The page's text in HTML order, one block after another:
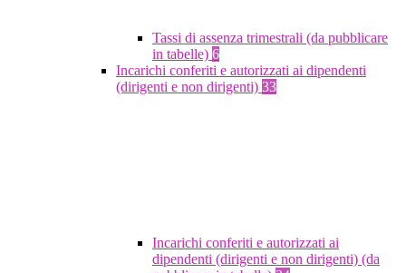
Tassi di assenza trimestrali (da pubblicare
in tabelle) 6
Incarichi conferiti e autorizzati ai dipendenti
(dirigenti e non dirigenti) 33
Incarichi conferiti e autorizzati ai
dipendenti (dirigenti e non dirigenti) (da